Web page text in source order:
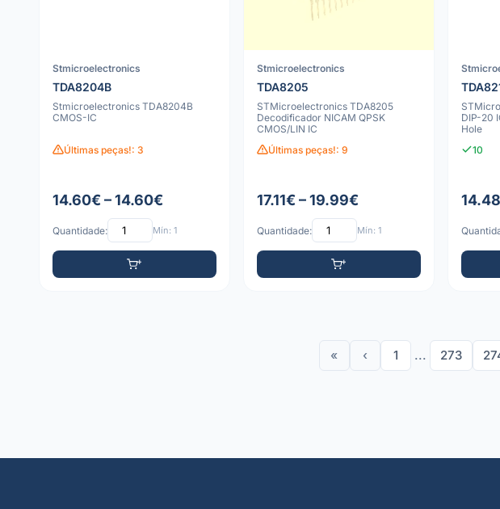
Stmicroelectronics
TDA8204B
Stmicroelectronics TDA8204B
CMOS-IC
Últimas peças!: 3
14.60€ – 14.60€
Quantidade: Mín: 1
Stmicroelectronics
TDA8205
STMicroelectronics TDA8205
Decodificador NICAM QPSK
CMOS/LIN IC
Últimas peças!: 9
17.11€ – 19.99€
Quantidade: Mín: 1
DIP-20
Hole
10
« ‹ 1 ... 273